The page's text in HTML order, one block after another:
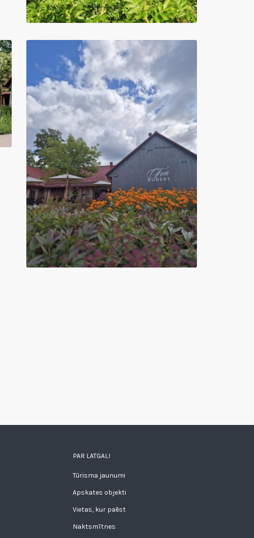
PAR LATGALI
Tūrisma jaunumi
Apskates objekti
Vietas, kur paēst
Naktsmītnes